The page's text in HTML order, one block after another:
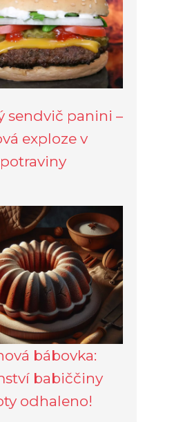
sendvič panini –
exploze v
bábovka:
babiččiny
odhaleno!